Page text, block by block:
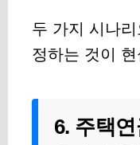
두 가지 시나
정하는 것이
6. 주택